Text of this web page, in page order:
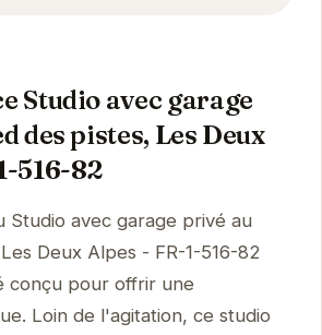
Studio avec garage
des pistes, Les Deux
516-82
Studio avec garage privé au
Deux Alpes - FR-1-516-82
conçu pour offrir une
Loin de l'agitation, ce studio